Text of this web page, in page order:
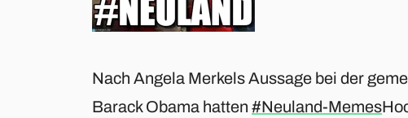
Nach Angela Merkels Aussage bei der
Barack Obama hatten #Neuland-Memes